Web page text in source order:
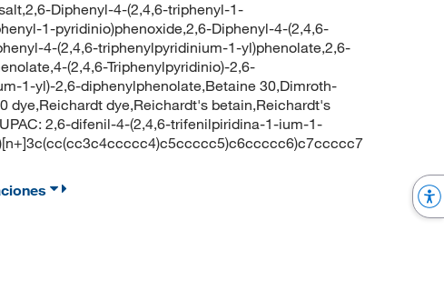
Diphenyl-4-(2,4,6-triphenyl-1-
1-pyridinio)phenoxide,2,6-Diphenyl-4-(2,4,6-
4-(2,4,6-triphenylpyridinium-1-yl)phenolate,2,6-
(2,4,6-Triphenylpyridinio)-2,6-
1-yl)-2,6-diphenylphenolate,Betaine 30,Dimroth-
dye,Reichardt dye,Reichardt's betain,Reichardt's
2,6-difenil-4-(2,4,6-trifenilpiridina-1-ium-1-